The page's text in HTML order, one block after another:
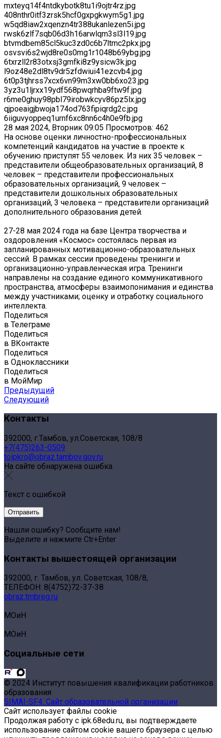
mxteyq14f4ntdkybotk8tu1i9ojtr4rz.jpg
408nthr0itf3zrsk5hcf0gxpgkwym5g1.jpg
w5qd8iaw2xqenzn4tr388ukanlezen5i.jpg
rwsk6zlf7sqb06d3h16arwlqm3sl3l19.jpg
btvmdbem85cl5kuc3zd0c6b7ltmc2pkx.jpg
osvsvi6s2wjd8re0s0mg1r1048b69ybg.jpg
6txrzll2r83otxsj3gmfki8z9ysicw3k.jpg
l9oz48e2dl8tv9dr5zfdwiui41ezcvb4.jpg
6t0p3tjhrss7xcx6vn99m3xw0bb6xo23.jpg
3yz3u1ljrxx19ydf568pwqrhba9ftw9f.jpg
r6me0ghuy98pbl79irobwkcyv86pz5lx.jpg
qjpoeaigjbwoja174od763fipiqrdg2c.jpg
6iiguvyoppeq1urnf6xc8nn6c4h0e9fb.jpg
28 мая 2024, Вторник 09:05 Просмотров: 462
На основе оценки личностно-профессиональных
компетенций кандидатов на участие в проекте к
обучению приступят 55 человек. Из них 35 человек –
представители общеобразовательных организаций, 8
человек – представители профессиональных
образовательных организаций, 9 человек –
представители дошкольных образовательных
организаций, 3 человека – представители организаций
дополнительного образования детей.
27-28 мая 2024 года на базе Центра творчества и
оздоровления «Космос» состоялась первая из
запланированных мотивационно-образовательных
сессий. В рамках сессии проведены тренинги и
организационно-управленческая игра. Тренинги
направлены на создание единого коммуникативного
пространства, атмосферы взаимопонимания и единства
между участниками; оценку и отработку социального
интеллекта.
Поделиться
в Телеграме
Поделиться
в ВКонтакте
Поделиться
в Одноклассники
Поделиться
в МойМир
Предыдущий
Следующий
Контакты
392000, г.Тамбов, ул.Советская, 108/8
+7(475)263-0509
toipkro@obraz.tambov.gov.ru
На сайте обнаружена ошибка
Текст с ошибкой
Нашли ошибку? Сообщите нам!
Выделите и нажмите Ctr+Enter
Контакты вышестоящей организации
392000, г. Тамбов, ул. Советская, 108/8,
ТЕЛЕФОН: 8(4752)72-37-38
obraz.tmbreg.ru
МОиН
МОиН
Социальные сети
© 2024 Институт повышения квалификации работников
образования
SIMAI-SF4: Сайт образовательной организации
Сайт использует файлы cookie
Продолжая работу с ipk.68edu.ru, вы подтверждаете
использование сайтом cookie вашего браузера с целью